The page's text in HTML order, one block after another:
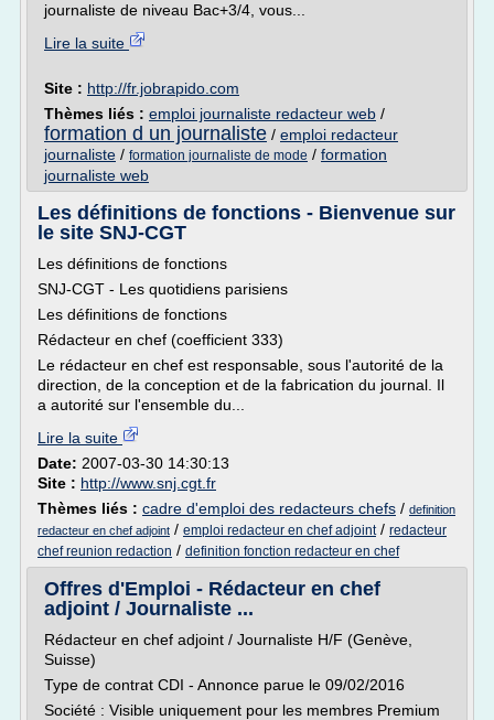
journaliste de niveau Bac+3/4, vous...
Lire la suite
Site : http://fr.jobrapido.com
Thèmes liés : emploi journaliste redacteur web /
formation d un journaliste / emploi redacteur
journaliste / formation journaliste de mode / formation
journaliste web
Les définitions de fonctions - Bienvenue sur
le site SNJ-CGT
Les définitions de fonctions
SNJ-CGT - Les quotidiens parisiens
Les définitions de fonctions
Rédacteur en chef (coefficient 333)
Le rédacteur en chef est responsable, sous l'autorité de la
direction, de la conception et de la fabrication du journal. Il
a autorité sur l'ensemble du...
Lire la suite
Date: 2007-03-30 14:30:13
Site : http://www.snj.cgt.fr
Thèmes liés : cadre d'emploi des redacteurs chefs / definition
redacteur en chef adjoint / emploi redacteur en chef adjoint/ redacteur
chef reunion redaction / definition fonction redacteur en chef
Offres d'Emploi - Rédacteur en chef
adjoint / Journaliste ...
Rédacteur en chef adjoint / Journaliste H/F (Genève,
Suisse)
Type de contrat CDI - Annonce parue le 09/02/2016
Société : Visible uniquement pour les membres Premium